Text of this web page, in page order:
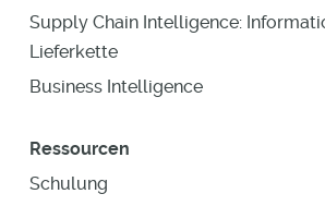
Supply Chain Intelligence:
Lieferkette
Business Intelligence
Ressourcen
Schulung